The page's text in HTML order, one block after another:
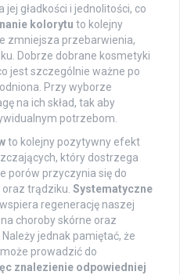
jej gładkości i jednolitości, co
kolorytu to kolejny
zmniejsza przebarwienia,
Dobrze dobrane kosmetyki
jest szczególnie ważne po
Przy wyborze
na ich skład, tak aby
potrzebom.
to kolejny pozytywny efekt
który dostrzega
porów przyczynia się do
oraz trądziku. Systematyczne
wspiera regenerację naszej
choroby skórne oraz
Należy jednak pamiętać, że
prowadzić do
znalezienie odpowiedniej